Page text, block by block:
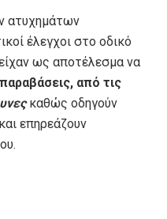
ατυχημάτων
έλεγχοι στο οδικό
ως αποτέλεσμα να
από τις
καθώς οδηγούν
επηρεάζουν